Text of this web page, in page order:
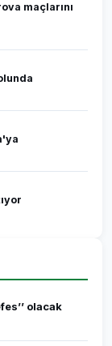
maçlarını
olacak